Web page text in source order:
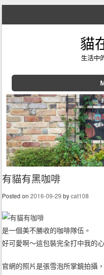
貓
生活中
Skip to content
有貓有黑咖啡
Posted on2016-09-29 bycat108
是一個美不勝收的咖啡隊伍。
好可愛啊～這包裝完全打中我的心
官網的照片是張雪泡所掌鏡拍攝